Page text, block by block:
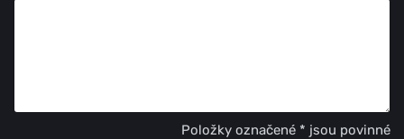
Položky označené * jsou povinné